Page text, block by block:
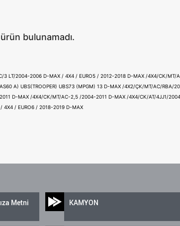
bulunamadı.
3 LT/2004-2006 D-MAX / 4X4 / EURO5 / 2012-2018 D-MAX /4X4/CK/MT/
A) UBS(TROOPER) UBS73 (MPGM) 13 D-MAX /4X2/ÇK/MT/AC/RBA/
D-MAX /4X4/CK/MT/AC-2,5 /2004-2011 D-MAX /4X4/CK/AT/4JJ1/
4X4 / EURO6 / 2018-2019 D-MAX
Metni KAMYON